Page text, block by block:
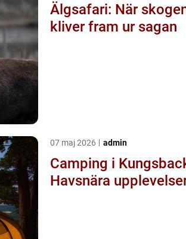
Älgsafari: När
kliver fram ur sagan
07 maj 2026 admin
Camping i
Havsnära